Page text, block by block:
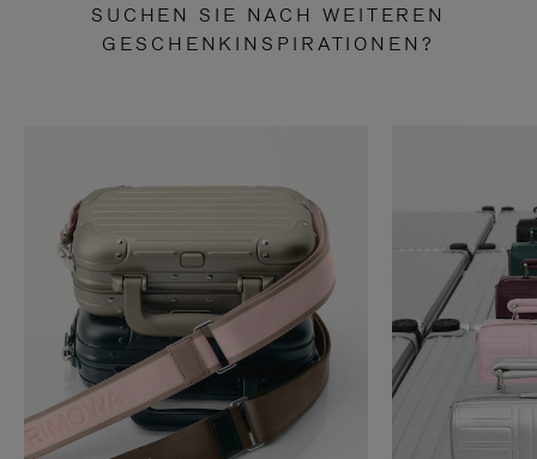
SUCHEN SIE NACH WEITEREN
GESCHENKINSPIRATIONEN?